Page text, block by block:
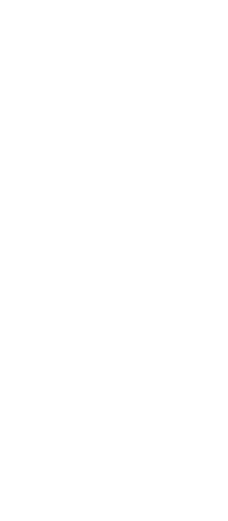
(C1)
die Bauindustrie. Unser Ziel ist es, Bewährtes stetig
für die Mitarbeiterinnen und Mitarbeiter sowie
für KLEUSBERG tätig sind, setzen selbst